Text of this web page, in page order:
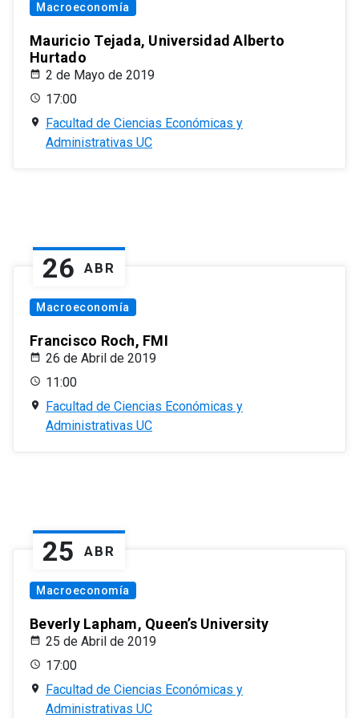
Macroeconomía
Mauricio Tejada, Universidad Alberto
Hurtado
2 de Mayo de 2019
17:00
Facultad de Ciencias Económicas y
Administrativas UC
26 ABR
Macroeconomía
Francisco Roch, FMI
26 de Abril de 2019
11:00
Facultad de Ciencias Económicas y
Administrativas UC
25 ABR
Macroeconomía
Beverly Lapham, Queen’s University
25 de Abril de 2019
17:00
Facultad de Ciencias Económicas y
Administrativas UC